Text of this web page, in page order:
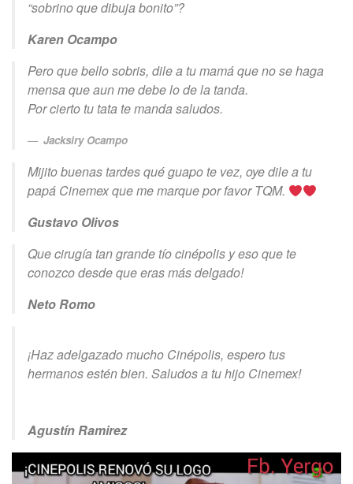
“sobrino que dibuja bonito”?
Karen Ocampo
Pero que bello sobris, dile a tu mamá que no se haga
mensa que aun me debe lo de la tanda.
Por cierto tu tata te manda saludos.
Jacksiry Ocampo
Mijito buenas tardes qué guapo te vez, oye dile a tu
papá Cinemex que me marque por favor TQM.
Gustavo Olivos
Que cirugía tan grande tío cinépolis y eso que te
conozco desde que eras más delgado!
Neto Romo
¡Haz adelgazado mucho Cinépolis, espero tus
hermanos estén bien. Saludos a tu hijo Cinemex!
Agustín Ramirez